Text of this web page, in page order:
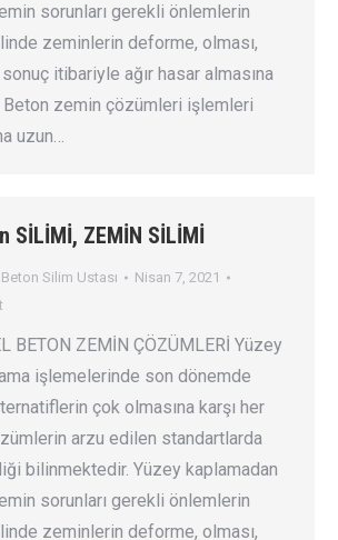
sorunları gerekli önlemlerin
zeminlerin deforme, olması,
sonuç itibariyle ağır hasar almasına
zemin çözümleri işlemleri
uzun…
SİLİMİ, ZEMİN SİLİMİ
Beton Silim Ustası
Nisan 7, 2021
BETON ZEMİN ÇÖZÜMLERİ Yüzey
işlemelerinde son dönemde
çok olmasına karşı her
arzu edilen standartlarda
bilinmektedir. Yüzey kaplamadan
sorunları gerekli önlemlerin
zeminlerin deforme, olması,